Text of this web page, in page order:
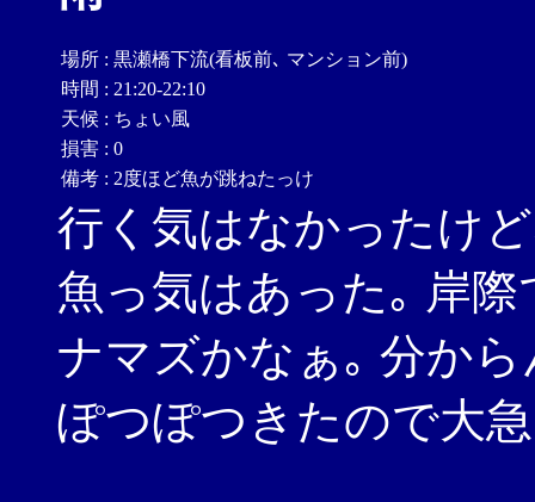
場所 : 黒瀬橋下流(看板前､ マンション前)
時間 : 21:20-22:10
天候 : ちょい風
損害 : 0
備考 : 2度ほど魚が跳ねたっけ
行く気はなかったけ
魚っ気はあった｡ 岸
ナマズかなぁ｡ 分から
ぽつぽつきたので大